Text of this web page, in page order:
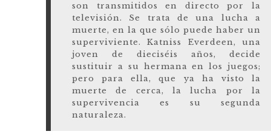
son transmitidos en directo por la
televisión. Se trata de una lucha a
muerte, en la que sólo puede haber un
superviviente. Katniss Everdeen, una
joven de dieciséis años, decide
sustituir a su hermana en los juegos;
pero para ella, que ya ha visto la
muerte de cerca, la lucha por la
supervivencia es su segunda
naturaleza.